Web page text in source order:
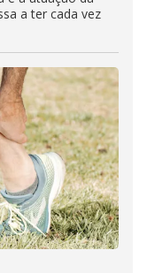
a ter cada vez